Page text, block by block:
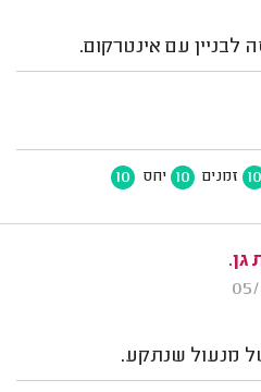
לבניין עם אינטרקום.
10 זמנים 10 יחס 10
גן.
מנעול שנתקע.